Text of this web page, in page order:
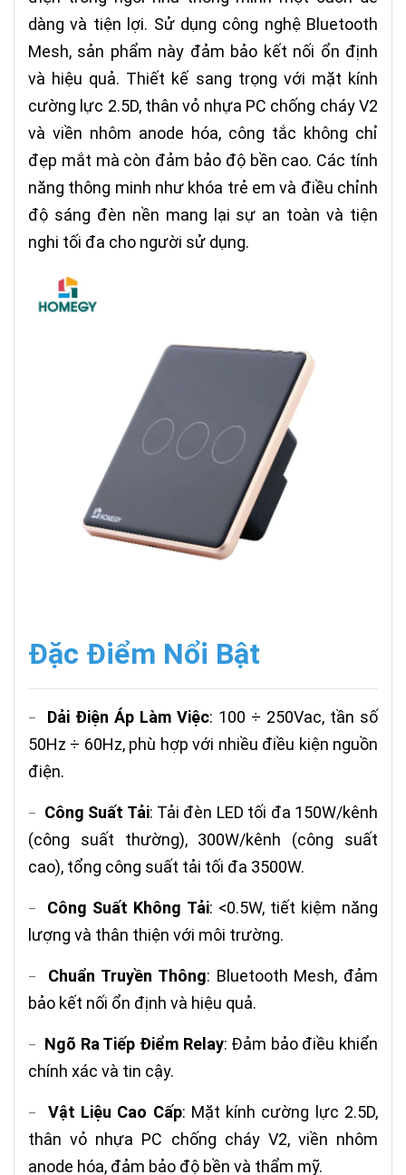
dàng và tiện lợi. Sử dụng công nghệ Bluetooth
Mesh, sản phẩm này đảm bảo kết nối ổn định
và hiệu quả. Thiết kế sang trọng với mặt kính
cường lực 2.5D, thân vỏ nhựa PC chống cháy V2
và viền nhôm anode hóa, công tắc không chỉ
đẹp mắt mà còn đảm bảo độ bền cao. Các tính
năng thông minh như khóa trẻ em và điều chỉnh
độ sáng đèn nền mang lại sự an toàn và tiện
nghi tối đa cho người sử dụng.
Đặc Điểm Nổi Bật
– Dải Điện Áp Làm Việc: 100 ÷ 250Vac, tần số
50Hz ÷ 60Hz, phù hợp với nhiều điều kiện nguồn
điện.
– Công Suất Tải: Tải đèn LED tối đa 150W/kênh
(công suất thường), 300W/kênh (công suất
cao), tổng công suất tải tối đa 3500W.
– Công Suất Không Tải: <0.5W, tiết kiệm năng
lượng và thân thiện với môi trường.
– Chuẩn Truyền Thông: Bluetooth Mesh, đảm
bảo kết nối ổn định và hiệu quả.
– Ngõ Ra Tiếp Điểm Relay: Đảm bảo điều khiển
chính xác và tin cậy.
– Vật Liệu Cao Cấp: Mặt kính cường lực 2.5D,
thân vỏ nhựa PC chống cháy V2, viền nhôm
anode hóa, đảm bảo độ bền và thẩm mỹ.